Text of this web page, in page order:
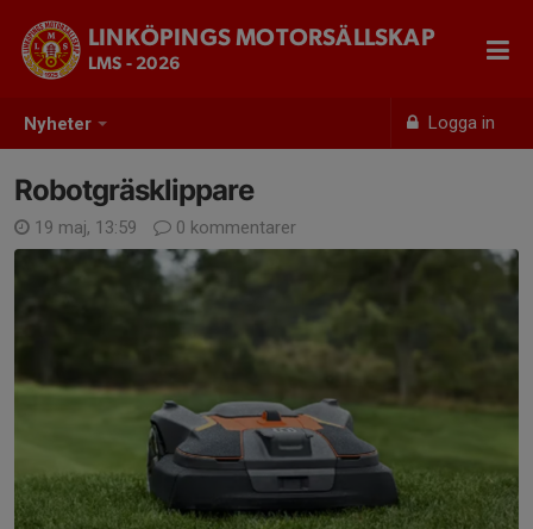
Nyheter Logga in
LINKÖPINGS MOTORSÄLLSKAP
LMS - 2026
Robotgräsklippare
19 maj, 13:59 0 kommentarer